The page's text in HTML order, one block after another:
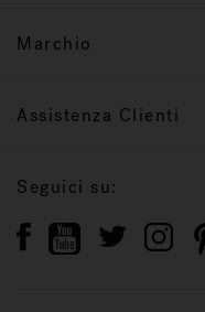
Marchio
Assistenza Clienti
Seguici su: